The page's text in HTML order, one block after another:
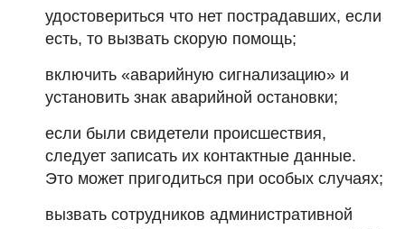
удостовериться что нет пострадавших, если
есть, то вызвать скорую помощь;
включить «аварийную сигнализацию» и
установить знак аварийной остановки;
если были свидетели происшествия,
следует записать их контактные данные.
Это может пригодиться при особых случаях;
вызвать сотрудников административной